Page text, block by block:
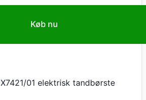
Køb nu
01 elektrisk tandbørste